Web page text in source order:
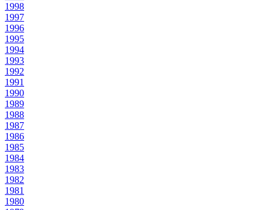
1998
1997
1996
1995
1994
1993
1992
1991
1990
1989
1988
1987
1986
1985
1984
1983
1982
1981
1980